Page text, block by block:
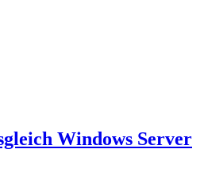
Windows Server